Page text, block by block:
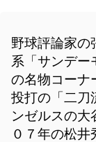
野球評論家の
系「サンデー
の名物コーナ
投打の「二刀
ンゼルスの大
０７年の松